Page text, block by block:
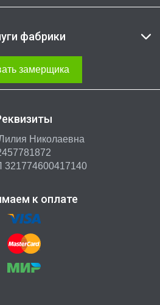
фабрики
замерщика
Николаевна
к оплате